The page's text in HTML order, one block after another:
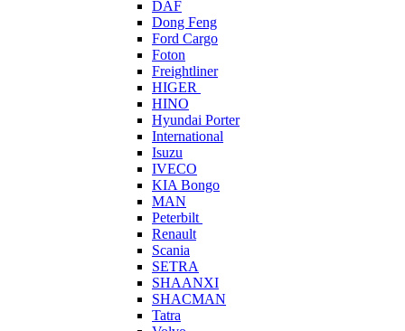
DAF
Dong Feng
Ford Cargo
Foton
Freightliner
HIGER
HINO
Hyundai Porter
International
Isuzu
IVECO
KIA Bongo
MAN
Peterbilt
Renault
Scania
SETRA
SHAANXI
SHACMAN
Tatra